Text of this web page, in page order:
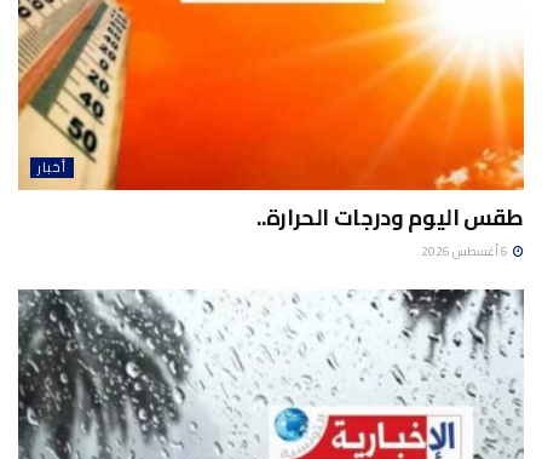
أخبار
طقس اليوم ودرجات الحرارة..